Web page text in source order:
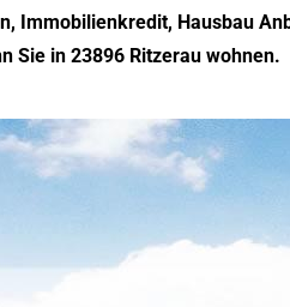
Immobilienkredit, Hausbau
Sie in 23896 Ritzerau wohnen.